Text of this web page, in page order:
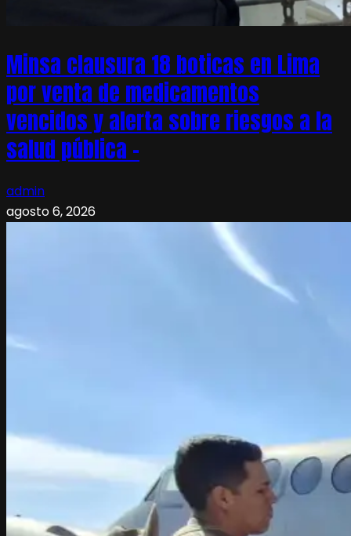
Minsa clausura 18 boticas en Lima
por venta de medicamentos
vencidos y alerta sobre riesgos a la
salud pública –
admin
agosto 6, 2026